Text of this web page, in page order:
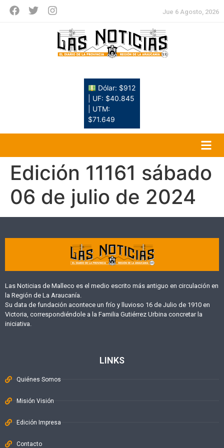
Jue 6 Agosto, 2026
Dólar: $912
| UF: $40.845
| UTM:
$71.649
Edición 11161 sábado
06 de julio de 2024
Las Noticias de Malleco es el medio escrito más antiguo en circulación en
la Región de La Araucanía.
Su data de fundación acontece un frío y lluvioso 16 de Julio de 1910 en
Victoria, correspondiéndole a la Familia Gutiérrez Urbina concretar la
iniciativa.
LINKS
Quiénes Somos
Misión Visión
Edición Impresa
Contacto